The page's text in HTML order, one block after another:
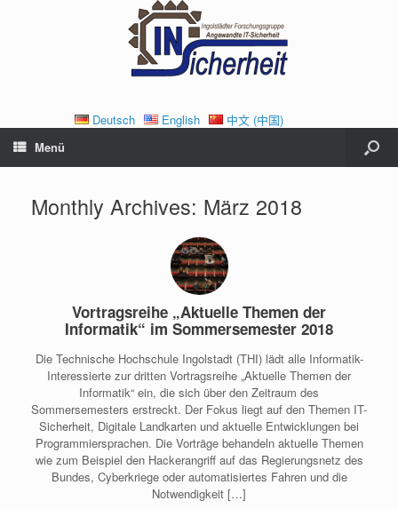
Deutsch English
中文 (中国)
Menü
Monthly Archives: März 2018
Vortragsreihe „Aktuelle Themen der
Informatik“ im Sommersemester 2018
Die Technische Hochschule Ingolstadt (THI) lädt alle Informatik-
Interessierte zur dritten Vortragsreihe „Aktuelle Themen der
Informatik“ ein, die sich über den Zeitraum des
Sommersemesters erstreckt. Der Fokus liegt auf den Themen IT-
Sicherheit, Digitale Landkarten und aktuelle Entwicklungen bei
Programmiersprachen. Die Vorträge behandeln aktuelle Themen
wie zum Beispiel den Hackerangriff auf das Regierungsnetz des
Bundes, Cyberkriege oder automatisiertes Fahren und die
Notwendigkeit […]